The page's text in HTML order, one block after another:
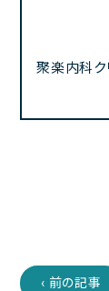
聚楽内科ク
‹ 前の記事